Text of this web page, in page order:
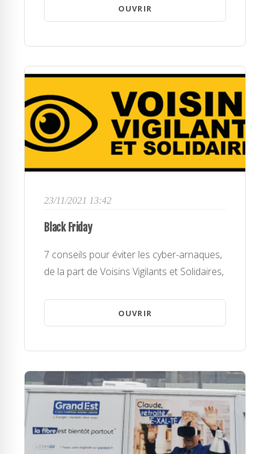
OUVRIR
23/11/2021 13:42
Black Friday
7 conseils pour éviter les cyber-arnaques,
de la part de Voisins Vigilants et Solidaires,
OUVRIR